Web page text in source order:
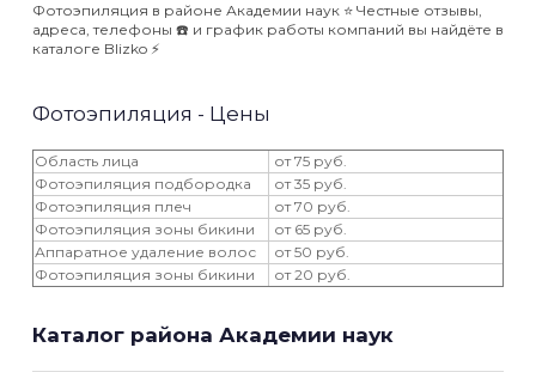
Фотоэпиляция в районе Академии наук ⭐️ Честные отзывы,
адреса, телефоны ☎️ и график работы компаний вы найдёте в
каталоге Blizko ⚡️
Фотоэпиляция - Цены
Область лица
от 75 руб.
Фотоэпиляция подбородка
от 35 руб.
Фотоэпиляция плеч
от 70 руб.
Фотоэпиляция зоны бикини
от 65 руб.
Аппаратное удаление волос
от 50 руб.
Фотоэпиляция зоны бикини
от 20 руб.
Каталог района Академии наук